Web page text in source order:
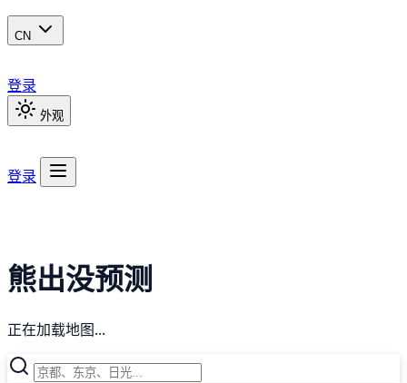
CN
登录
外观
登录
熊出没预测
正在加载地图...